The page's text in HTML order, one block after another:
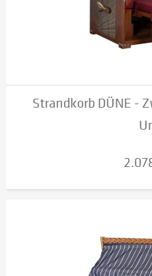
Strandkorb DÜNE -